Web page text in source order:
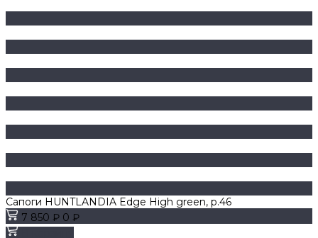
Сапоги HUNTLANDIA Edge High green, р.46
7 850 ₽ 0 ₽